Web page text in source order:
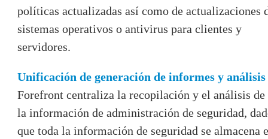
políticas actualizadas así como de actualizaciones
sistemas operativos o antivirus para clientes y
servidores.
Unificación de generación de informes y análisis
Forefront centraliza la recopilación y el análisis de
la información de administración de seguridad,
que toda la información de seguridad se almacena